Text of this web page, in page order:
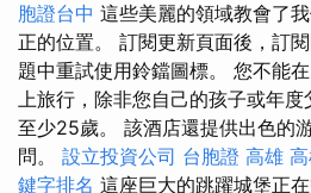
胞證台中 這些美麗的領域教會了
正的位置。 訂閱更新頁面後，訂
題中重試使用鈴鐺圖標。 您不能
上旅行，除非您自己的孩子或年
至少25歲。 該酒店還提供出色的
問。 設立投資公司 台胞證 高雄
鍵字排名 這座巨大的跳躍城堡正